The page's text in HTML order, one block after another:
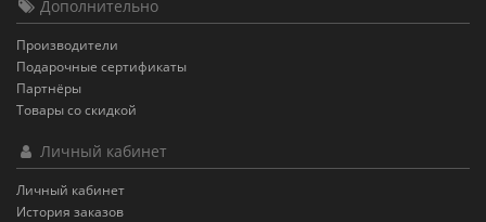
Дополнительно
Производители
Подарочные сертификаты
Партнёры
Товары со скидкой
Личный кабинет
Личный кабинет
История заказов